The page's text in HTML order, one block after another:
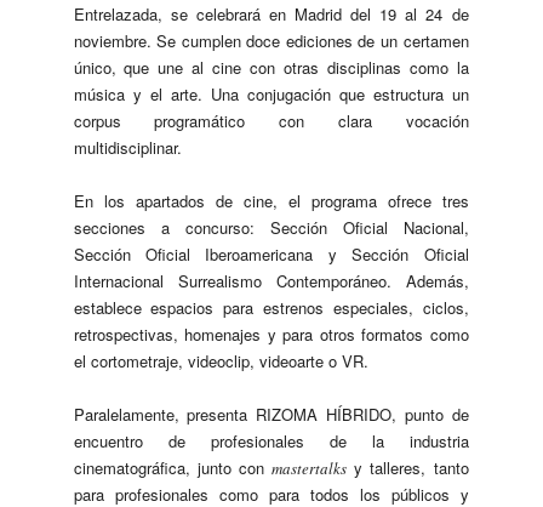
Entrelazada, se celebrará en Madrid del 19 al 24 de
noviembre. Se cumplen doce ediciones de un certamen
único, que une al cine con otras disciplinas como la
música y el arte. Una conjugación que estructura un
corpus programático con clara vocación
multidisciplinar.
En los apartados de cine, el programa ofrece tres
secciones a concurso: Sección Oficial Nacional,
Sección Oficial Iberoamericana y Sección Oficial
Internacional Surrealismo Contemporáneo. Además,
establece espacios para estrenos especiales, ciclos,
retrospectivas, homenajes y para otros formatos como
el cortometraje, videoclip, videoarte o VR.
Paralelamente, presenta RIZOMA HÍBRIDO, punto de
encuentro de profesionales de la industria
cinematográfica, junto conmastertalksy talleres, tanto
para profesionales como para todos los públicos y